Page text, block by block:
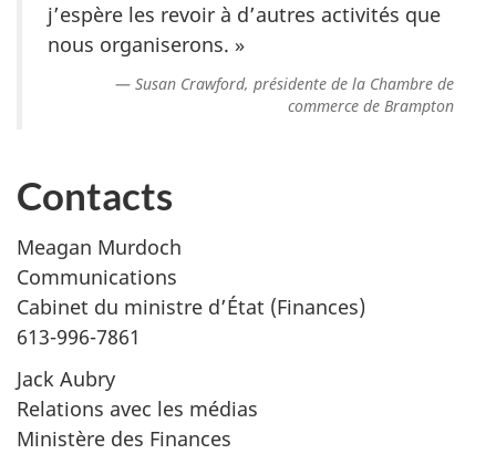
j’espère les revoir à d’autres activités que
nous organiserons. »
Susan Crawford, présidente de la Chambre de
commerce de Brampton
Contacts
Meagan Murdoch
Communications
Cabinet du ministre d’État (Finances)
613-996-7861
Jack Aubry
Relations avec les médias
Ministère des Finances